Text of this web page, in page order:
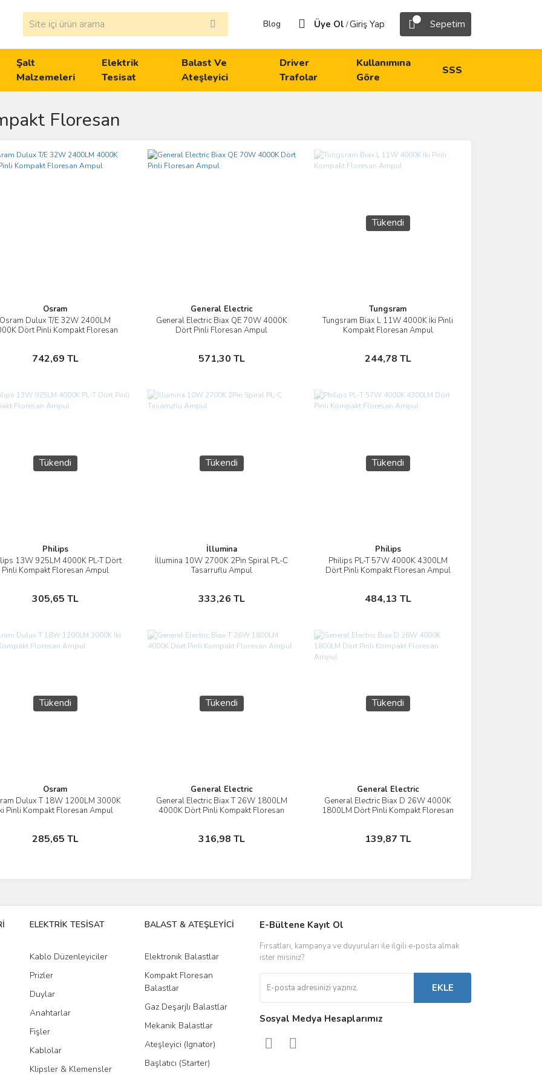
Blog Üye Ol /Giriş Yap Sepetim
Şalt
Malzemeleri
Elektrik
Tesisat
Balast Ve
Ateşleyici
Driver
Trafolar
Kullanımına
Göre
SSS
Floresan
Osram
Osram Dulux T/E 32W 2400LM
Dört Pinli Kompakt Floresan
742,69 TL
İncele
Sepete Ekle
General Electric
General Electric Biax QE 70W 4000K
Dört Pinli Floresan Ampul
571,30 TL
İncele
Sepete Ekle
Tükendi
Tungsram
Tungsram Biax L 11W 4000K İki Pinli
Kompakt Floresan Ampul
244,78 TL
İncele
Stokta Yok
Tükendi
Philips
13W 925LM 4000K PL-T Dört
Pinli Kompakt Floresan Ampul
305,65 TL
İncele
Stokta Yok
Tükendi
İllumina
İllumina 10W 2700K 2Pin Spiral PL-C
Tasarruflu Ampul
333,26 TL
İncele
Stokta Yok
Tükendi
Philips
Philips PL-T 57W 4000K 4300LM
Dört Pinli Kompakt Floresan Ampul
484,13 TL
İncele
Stokta Yok
Tükendi
Osram
Dulux T 18W 1200LM 3000K
Pinli Kompakt Floresan Ampul
285,65 TL
İncele
Stokta Yok
Tükendi
General Electric
General Electric Biax T 26W 1800LM
4000K Dört Pinli Kompakt Floresan
316,98 TL
İncele
Stokta Yok
Tükendi
General Electric
General Electric Biax D 26W 4000K
1800LM Dört Pinli Kompakt Floresan
139,87 TL
İncele
Stokta Yok
ELEKTRİK TESİSAT
Kablo Düzenleyiciler
Prizler
Duylar
Anahtarlar
Fişler
Kablolar
Klipsler & Klemensler
BALAST & ATEŞLEYİCİ
Elektronik Balastlar
Kompakt Floresan
Balastlar
Gaz Deşarjlı Balastlar
Mekanik Balastlar
Ateşleyici (Ignator)
Başlatıcı (Starter)
DRIVER & TRAFO
Led Driverlar
Kontaktörler
Sigorta & Otomatlar
E-Bültene Kayıt Ol
Fırsatları, kampanya ve duyuruları ile ilgili e-posta almak
ister misiniz?
EKLE
Sosyal Medya Hesaplarımız